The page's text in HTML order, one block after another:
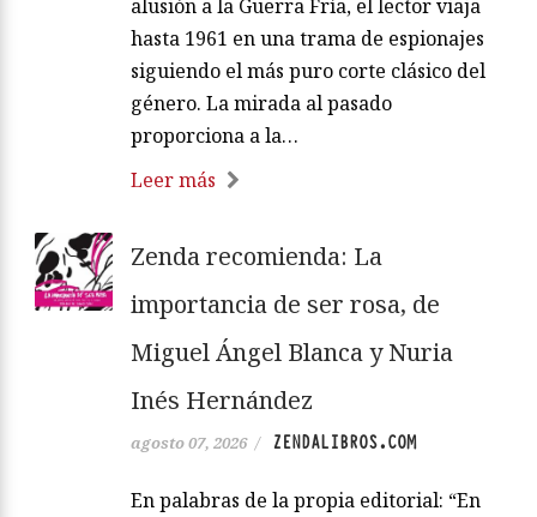
alusión a la Guerra Fría, el lector viaja
hasta 1961 en una trama de espionajes
siguiendo el más puro corte clásico del
género. La mirada al pasado
proporciona a la…
Leer más
Zenda recomienda: La
importancia de ser rosa, de
Miguel Ángel Blanca y Nuria
Inés Hernández
agosto 07, 2026 / ZENDALIBROS.COM
En palabras de la propia editorial: “En